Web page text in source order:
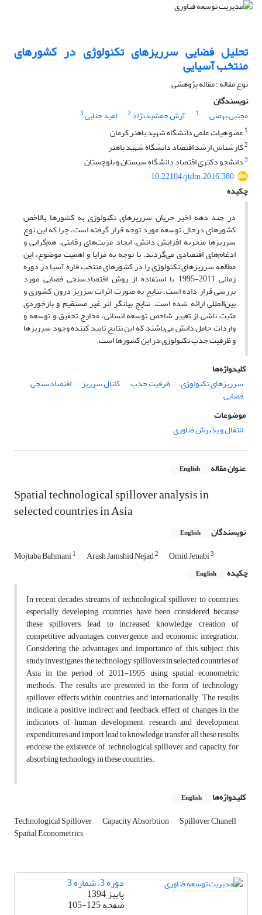
تحلیل فضایی سرریزهای تکنولوژی در کشورهای
منتخب آسیایی
نوع مقاله : مقاله پژوهشی
نویسندگان
مجتبی بهمنی
1 آرش جمشیدنژاد 2 امید جنابی3
1عضو هیات علمی دانشگاه شهید باهنر کرمان
2کارشناس ارشد اقتصاد دانشگاه شهید باهنر
3دانشجو دکتری اقتصاد دانشگاه سیستان و بلوچستان
10.22104/jtdm.2016.380
چکیده
در چند دهه اخیر جریان سرریزهای تکنولوژی به کشورها بالاخص
کشورهای درحال توسعه مورد توجه قرار گرفته است، چرا که این نوع
سرریزها منجربه افزایش دانش، ایجاد مزیت‌های رقابتی، هم‌گرایی و
ادغام‌های اقتصادی می‌گردند. با توجه به مزایا و اهمیت موضوع، این
مطالعه سرریزهای تکنولوژی را در کشورهای منتخب قاره ‌آسیا در دوره
زمانی 2011-1995 با استفاده از روش اقتصادسنجی فضایی مورد
بررسی قرار داده است. نتایج به صورت اثرات سرریز درون کشوری و
بین‌المللی ارائه شده است. نتایج بیانگر اثر غیر مستقیم و بازخوردی
مثبت ناشی از تغییر شاخص توسعه ‌انسانی، مخارج تحقیق و توسعه و
واردات حامل دانش می‌باشند که این نتایج تایید کننده وجود سرریزها
و ظرفیت جذب تکنولوژی در این کشورها است.
کلیدواژه‌ها
سرریزهای تکنولوژی
ظرفیت جذب کانال سرریز اقتصادسنجی
فضایی
موضوعات
انتقال و پذیرش فناوری
عنوان مقاله English
Spatial technological spillover analysis in
selected countries in Asia
نویسندگان English
Mojtaba Bahmani1 Arash Jamshid Nejad2 Omid Jenabi3
چکیده English
In recent decades streams of technological spillover to countries,
especially developing countries, have been considered, because
these spillovers lead to increased knowledge, creation of
competitive advantages, convergence and economic integration.
Considering the advantages and importance of this subject, this
study investigates the technology spillovers in selected countries of
Asia in the period of 2011-1995, using spatial econometric
methods. The results are presented in the form of technology
spillover effects within countries and internationally. The results
indicate a positive indirect and feedback effect of changes in the
indicators of human development; research and development
expenditures and import lead to knowledge transfer all these results
endorse the existence of technological spillover and capacity for
absorbing technology in these countries.
کلیدواژه‌ها English
Technological Spillover Capacity Absorbtion Spillover Chanell
Spatial Econometrics
دوره 3، شماره 3
پاییز 1394
صفحه105-125